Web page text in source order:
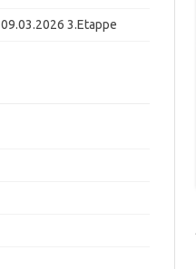
09.03.2026 3.Etappe